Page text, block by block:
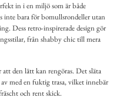
in i en miljö som är både
inte bara för bomullsrondeller utan
Dess retro-inspirerade design gör
från shabby chic till mera
den lätt kan rengöras. Det släta
med en fuktig trasa, vilket innebär
och rent skick.